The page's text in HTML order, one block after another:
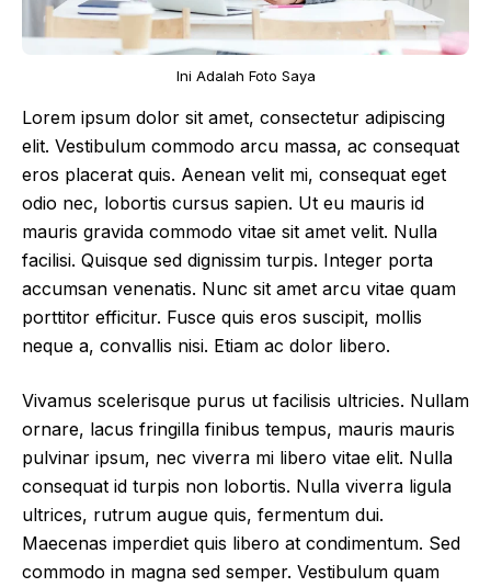
Ini Adalah Foto Saya
Lorem ipsum dolor sit amet, consectetur adipiscing
elit. Vestibulum commodo arcu massa, ac consequat
eros placerat quis. Aenean velit mi, consequat eget
odio nec, lobortis cursus sapien. Ut eu mauris id
mauris gravida commodo vitae sit amet velit. Nulla
facilisi. Quisque sed dignissim turpis. Integer porta
accumsan venenatis. Nunc sit amet arcu vitae quam
porttitor efficitur. Fusce quis eros suscipit, mollis
neque a, convallis nisi. Etiam ac dolor libero.
Vivamus scelerisque purus ut facilisis ultricies. Nullam
ornare, lacus fringilla finibus tempus, mauris mauris
pulvinar ipsum, nec viverra mi libero vitae elit. Nulla
consequat id turpis non lobortis. Nulla viverra ligula
ultrices, rutrum augue quis, fermentum dui.
Maecenas imperdiet quis libero at condimentum. Sed
commodo in magna sed semper. Vestibulum quam